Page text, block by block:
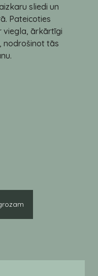
sliedi un
Pateicoties
viegla, ārkārtīgi
nodrošinot tās